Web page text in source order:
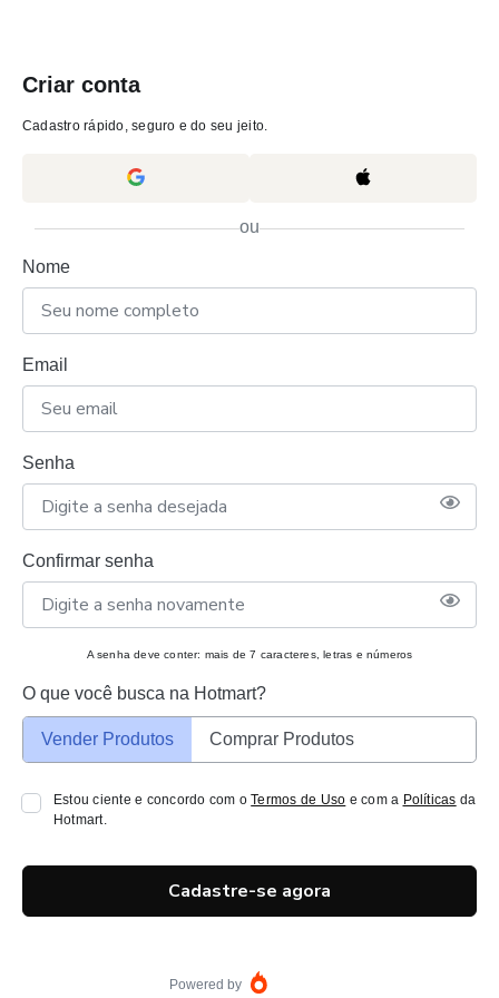
Criar conta
Cadastro rápido, seguro e do seu jeito.
ou
Nome
Email
Senha
Confirmar senha
A senha deve conter: mais de 7 caracteres, letras e números
O que você busca na Hotmart?
Vender Produtos Comprar Produtos
Estou ciente e concordo com oTermos de Uso e com a Políticas da
Hotmart.
Cadastre-se agora
Powered by